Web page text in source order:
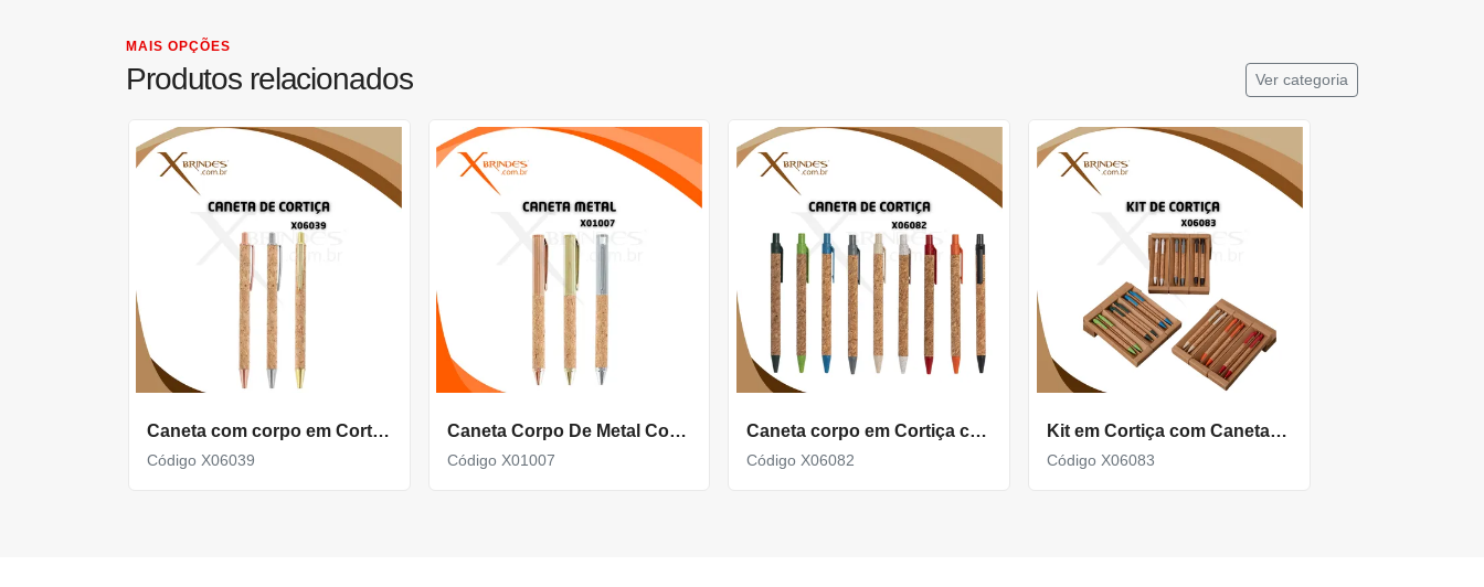
MAIS OPÇÕES
Produtos relacionados Ver categoria
Caneta com corpo em Cortiça Natural e Clipe Metálico X06039
Código X06039
Caneta Corpo De Metal Com Detalhe Em Cortiça X01007
Código X01007
Caneta corpo em Cortiça com Detalhes em Palha de trigo X06082
Código X06082
Kit em Cortiça com Caneta esferográfica azul 1.0mm e uma Lapiseira 0.7mm X06083
Código X06083